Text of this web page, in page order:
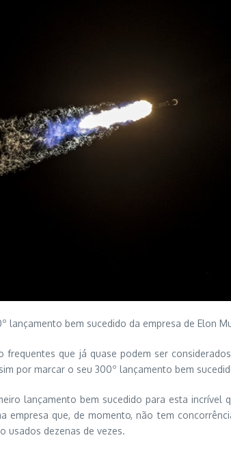
bem sucedido da empresa de Elon
que já quase podem ser
por marcar o seu 300º lançamento bem
lançamento bem sucedido para esta incrível
que, de momento, não tem
usados dezenas de vezes.